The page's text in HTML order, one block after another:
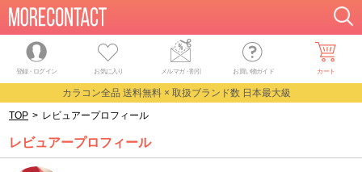
登録・ログイン お気に入り メルマガ・割引 お買い物ガイド カート
カラコン全品 送料無料 × 取扱ブランド数 日本最大級
TOP > レビュアープロフィール
レビュアープロフィール